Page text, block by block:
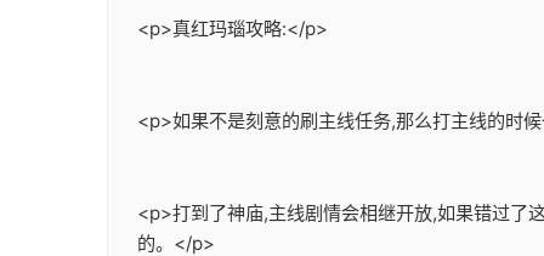
<p>真红玛瑙攻略:</p>
<p>如果不是刻意的刷主线任务,那么打主线的时
<p>打到了神庙,主线剧情会相继开放,如果错过了
的。</p>